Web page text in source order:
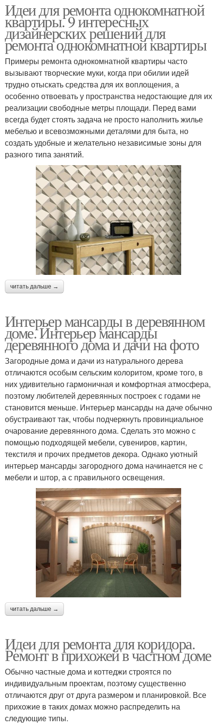
Идеи для ремонта однокомнатной
квартиры. 9 интересных
дизайнерских решений для
ремонта однокомнатной квартиры
Примеры ремонта однокомнатной квартиры часто
вызывают творческие муки, когда при обилии идей
трудно отыскать средства для их воплощения, а
особенно отвоевать у пространства недостающие для их
реализации свободные метры площади. Перед вами
всегда будет стоять задача не просто наполнить жилье
мебелью и всевозможными деталями для быта, но
создать удобные и желательно независимые зоны для
разного типа занятий.
читать дальше →
Интерьер мансарды в деревянном
доме. Интерьер мансарды
деревянного дома и дачи на фото
Загородные дома и дачи из натурального дерева
отличаются особым сельским колоритом, кроме того, в
них удивительно гармоничная и комфортная атмосфера,
поэтому любителей деревянных построек с годами не
становится меньше. Интерьер мансарды на даче обычно
обустраивают так, чтобы подчеркнуть провинциальное
очарование деревянного дома. Сделать это можно с
помощью подходящей мебели, сувениров, картин,
текстиля и прочих предметов декора. Однако уютный
интерьер мансарды загородного дома начинается не с
мебели и штор, а с правильного освещения.
читать дальше →
Идеи для ремонта для коридора.
Ремонт в прихожей в частном доме
Обычно частные дома и коттеджи строятся по
индивидуальным проектам, поэтому существенно
отличаются друг от друга размером и планировкой. Все
прихожие в таких домах можно распределить на
следующие типы.